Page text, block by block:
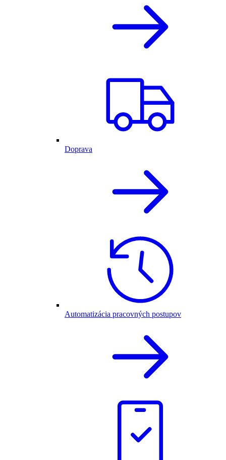
Doprava
Automatizácia pracovných postupov